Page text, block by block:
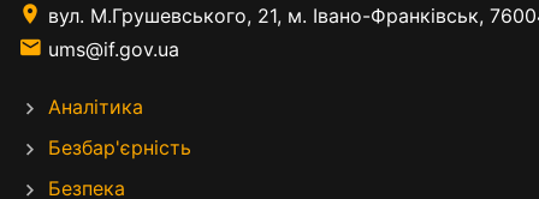
вул. М.Грушевського, 21, м. Івано-Франківськ,
ums@if.gov.ua
Аналітика
Безбар'єрність
Безпека